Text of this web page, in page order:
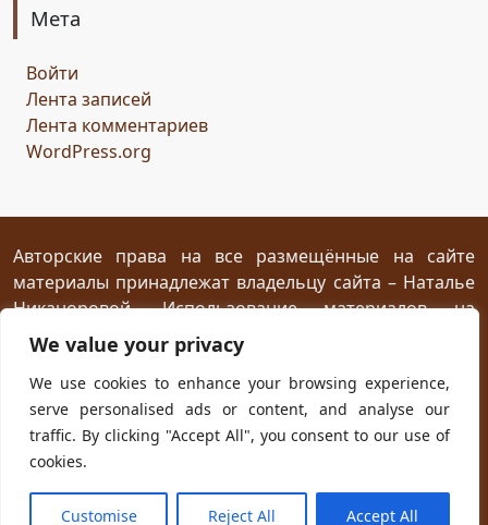
We value your privacy
We use cookies to enhance your browsing experience,
serve personalised ads or content, and analyse our
traffic. By clicking "Accept All", you consent to our use of
cookies.
Customise Reject All Accept All
возрождение
сомнение
мяч стирательная резинка
ресторан
птица Киви путеводный камень магия камня
сокровище шантаж ссора
женщины дворец кузница гнев дракона жар
испуг побег плен план приключение
телефон гадание
будущее первоапрельская шутка космос
Мета
Войти
Лента записей
Лента комментариев
WordPress.org
Авторские права на все размещённые на сайте
материалы принадлежат владельцу сайта – Наталье
Никаноровой. Использование материалов на
посторонних сайтах разрешается без
предварительного согласия при условии
размещения прямой открытой для индексирования
ссылки на первоисточник не ниже первого абзаца
текста.
Powered with WordPressand own Kadryctheme.